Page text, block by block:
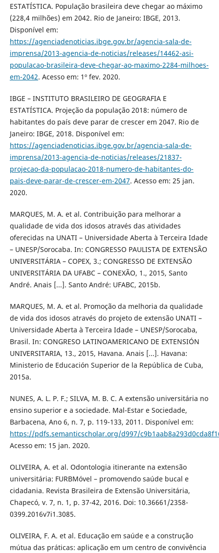
ESTATÍSTICA. População brasileira deve chegar ao máximo
(228,4 milhões) em 2042. Rio de Janeiro: IBGE, 2013.
Disponível em:
https://agenciadenoticias.ibge.gov.br/agencia-sala-de-
imprensa/2013-agencia-de-noticias/releases/14462-asi-
populacao-brasileira-deve-chegar-ao-maximo-2284-milhoes-
em-2042. Acesso em: 1º fev. 2020.
IBGE – INSTITUTO BRASILEIRO DE GEOGRAFIA E
ESTATÍSTICA. Projeção da população 2018: número de
habitantes do país deve parar de crescer em 2047. Rio de
Janeiro: IBGE, 2018. Disponível em:
https://agenciadenoticias.ibge.gov.br/agencia-sala-de-
imprensa/2013-agencia-de-noticias/releases/21837-
projecao-da-populacao-2018-numero-de-habitantes-do-
pais-deve-parar-de-crescer-em-2047. Acesso em: 25 jan.
2020.
MARQUES, M. A. et al. Contribuição para melhorar a
qualidade de vida dos idosos através das atividades
oferecidas na UNATI – Universidade Aberta à Terceira Idade
– UNESP/Sorocaba. In: CONGRESSO PAULISTA DE EXTENSÃO
UNIVERSITÁRIA – COPEX, 3.; CONGRESSO DE EXTENSÃO
UNIVERSITÁRIA DA UFABC – CONEXÃO, 1., 2015, Santo
André. Anais [...]. Santo André: UFABC, 2015b.
MARQUES, M. A. et al. Promoção da melhoria da qualidade
de vida dos idosos através do projeto de extensão UNATI –
Universidade Aberta à Terceira Idade – UNESP/Sorocaba,
Brasil. In: CONGRESO LATINOAMERICANO DE EXTENSIÓN
UNIVERSITARIA, 13., 2015, Havana. Anais [...]. Havana:
Ministerio de Educación Superior de la República de Cuba,
2015a.
NUNES, A. L. P. F.; SILVA, M. B. C. A extensão universitária no
ensino superior e a sociedade. Mal-Estar e Sociedade,
Barbacena, Ano 6, n. 7, p. 119-133, 2011. Disponível em:
https://pdfs.semanticscholar.org/d997/
Acesso em: 15 jan. 2020.
OLIVEIRA, A. et al. Odontologia itinerante na extensão
universitária: FURBMóvel – promovendo saúde bucal e
cidadania. Revista Brasileira de Extensão Universitária,
Chapecó, v. 7, n. 1, p. 37-42, 2016. Doi: 10.36661/2358-
0399.2016v7i1.3085.
OLIVEIRA, F. A. et al. Educação em saúde e a construção
mútua das práticas: aplicação em um centro de convivência